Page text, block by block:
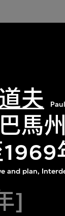
夫
馬
and plan,
]